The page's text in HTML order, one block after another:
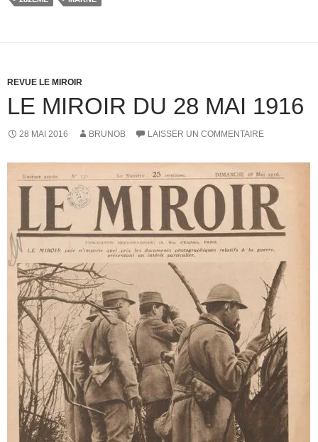
REVUE LE MIROIR
LE MIROIR DU 28 MAI 1916
28 MAI 2016 BRUNOB LAISSER UN COMMENTAIRE